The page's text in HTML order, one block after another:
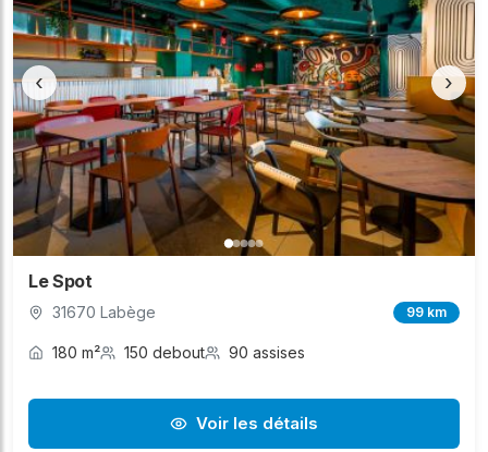
‹ ›
Le Spot
31670 Labège 99 km
180 m² 150 debout 90 assises
Voir les détails